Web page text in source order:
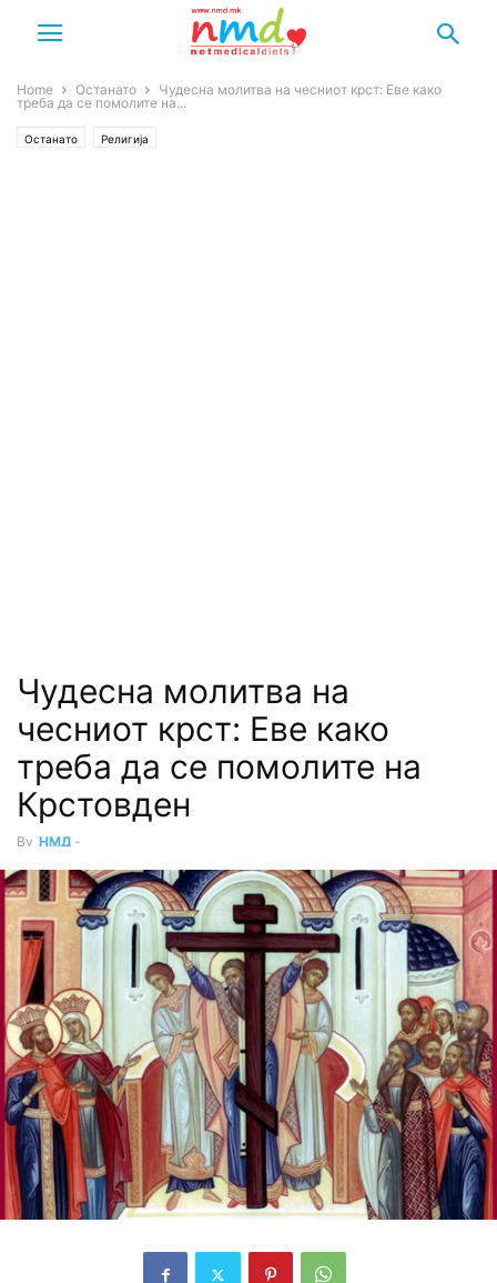
Home Останато
Чудесна молитва на чесниот крст: Еве како
треба да се помолите на...
Останато Религија
Чудесна молитва на
чесниот крст: Еве како
треба да се помолите на
Крстовден
By НМД -